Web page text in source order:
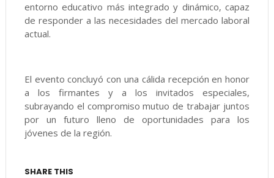
entorno educativo más integrado y dinámico, capaz
de responder a las necesidades del mercado laboral
actual.
El evento concluyó con una cálida recepción en honor
a los firmantes y a los invitados especiales,
subrayando el compromiso mutuo de trabajar juntos
por un futuro lleno de oportunidades para los
jóvenes de la región.
SHARE THIS